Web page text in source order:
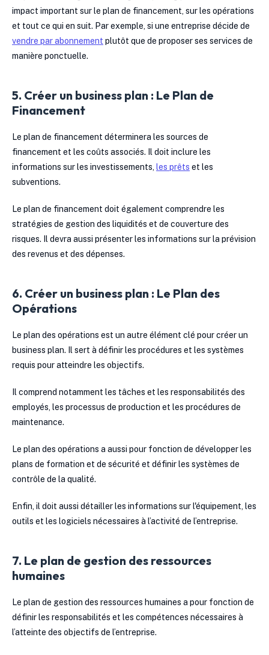
impact important sur le plan de financement, sur les opérations
et tout ce qui en suit. Par exemple, si une entreprise décide de
vendre par abonnement plutôt que de proposer ses services de
manière ponctuelle.
5. Créer un business plan : Le Plan de
Financement
Le plan de financement déterminera les sources de
financement et les coûts associés. Il doit inclure les
informations sur les investissements, les prêts et les
subventions.
Le plan de financement doit également comprendre les
stratégies de gestion des liquidités et de couverture des
risques. Il devra aussi présenter les informations sur la prévision
des revenus et des dépenses.
6. Créer un business plan : Le Plan des
Opérations
Le plan des opérations est un autre élément clé pour créer un
business plan. Il sert à définir les procédures et les systèmes
requis pour atteindre les objectifs.
Il comprend notamment les tâches et les responsabilités des
employés, les processus de production et les procédures de
maintenance.
Le plan des opérations a aussi pour fonction de développer les
plans de formation et de sécurité et définir les systèmes de
contrôle de la qualité.
Enfin, il doit aussi détailler les informations sur l'équipement, les
outils et les logiciels nécessaires à l’activité de l’entreprise.
7. Le plan de gestion des ressources
humaines
Le plan de gestion des ressources humaines a pour fonction de
définir les responsabilités et les compétences nécessaires à
l’atteinte des objectifs de l’entreprise.